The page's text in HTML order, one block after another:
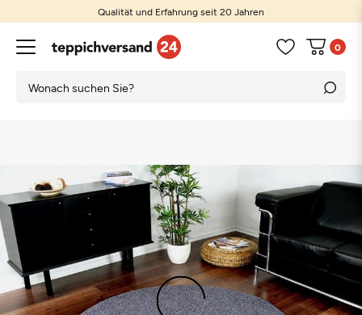
Qualität und Erfahrung seit 20 Jahren
0